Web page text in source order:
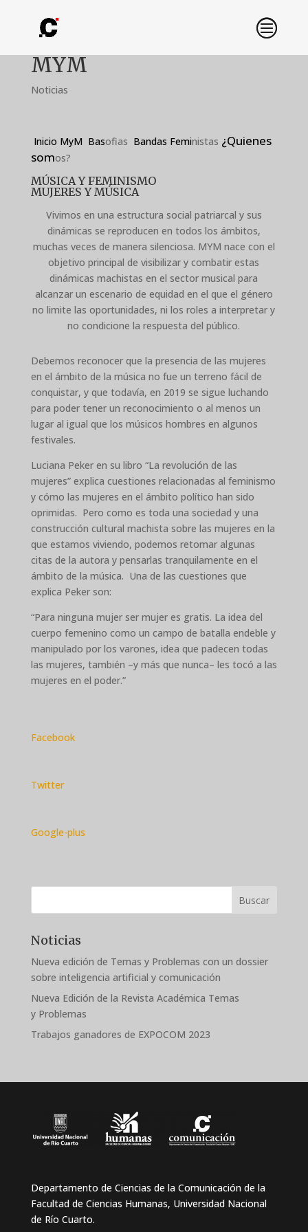
MYM
Noticias
Inicio MyM Basofias Bandas Feministas ¿Quienes
somos?
MÚSICA Y FEMINISMO
MUJERES Y MÚSICA
Vivimos en una estructura social patriarcal y sus
dinámicas se reproducen en todos los ámbitos,
muchas veces de manera silenciosa. MYM nace con el
objetivo principal de visibilizar y combatir estas
dinámicas machistas en el sector musical para
alcanzar un escenario de equidad en el que el género
no limite las oportunidades, ni los roles a interpretar y
no condicione la respuesta del público.
Debemos reconocer que la presencia de las mujeres
en el ámbito de la música no fue un terreno fácil de
conquistar, y que todavía, en 2019 se sigue luchando
para poder tener un reconocimiento o al menos un
lugar al igual que los músicos hombres en algunos
festivales.
Luciana Peker en su libro “La revolución de las
mujeres” explica cuestiones relacionadas al feminismo
y cómo las mujeres en el ámbito político han sido
oprimidas. Pero como es toda una sociedad y una
construcción cultural machista sobre las mujeres en la
que estamos viviendo, podemos retomar algunas
citas de la autora y pensarlas tranquilamente en el
ámbito de la música. Una de las cuestiones que
explica Peker son:
“Para ninguna mujer ser mujer es gratis. La idea del
cuerpo femenino como un campo de batalla endeble y
manipulado por los varones, idea que padecen todas
las mujeres, también –y más que nunca– les tocó a las
mujeres en el poder.”
Facebook
Twitter
Google-plus
Buscar
Noticias
Nueva edición de Temas y Problemas con un dossier
sobre inteligencia artificial y comunicación
Nueva Edición de la Revista Académica Temas
y Problemas
Trabajos ganadores de EXPOCOM 2023
Departamento de Ciencias de la Comunicación de la
Facultad de Ciencias Humanas, Universidad Nacional
de Río Cuarto.